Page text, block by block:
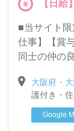
【日給
■当サイト
仕事】【賞
同士の仲の
～OK◎
大阪府・
護付き・
Google